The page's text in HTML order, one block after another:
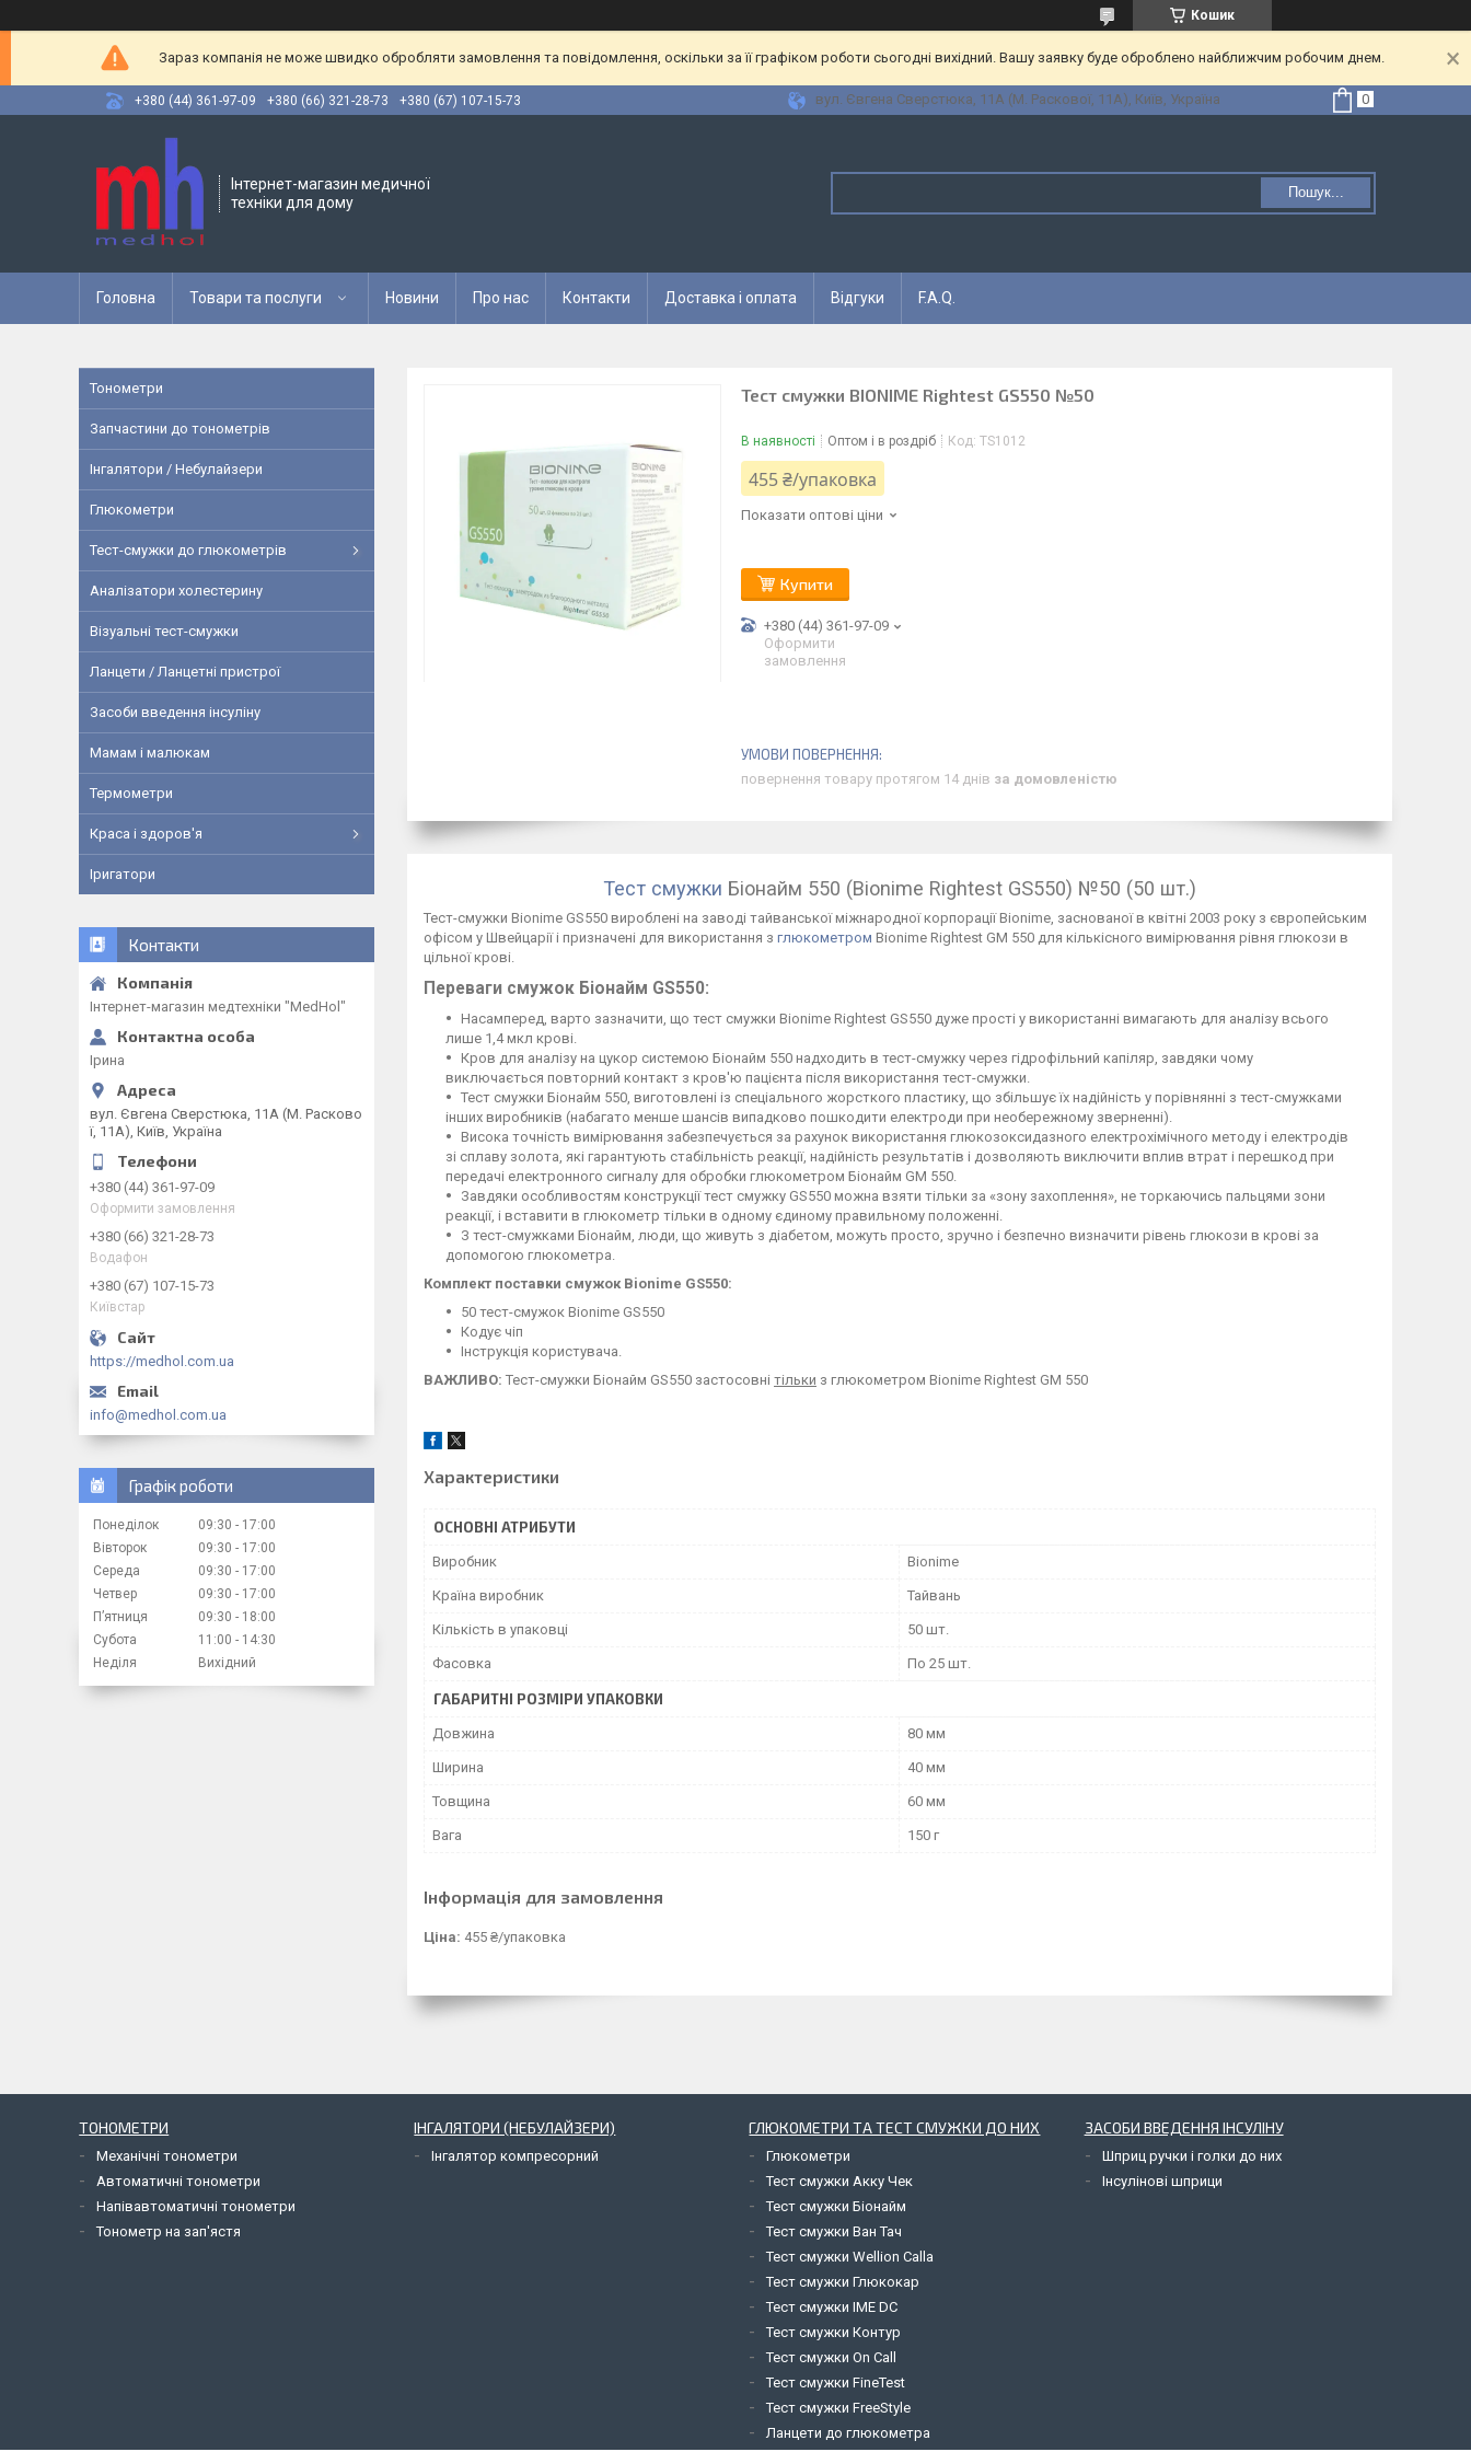
Кошик
Зараз компанія не може швидко обробляти замовлення та повідомлення, оскільки за її графіком роботи сьогодні вихідний. Вашу заявку буде оброблено найближчим робочим днем.
+380 (44) 361-97-09 +380 (66) 321-28-73 +380 (67) 107-15-73 вул. Євгена Сверстюка, 11А (М. Раскової, 11А), Київ, Україна
Інтернет-магазин медичної
техніки для дому
Пошук...
Головна Товари та послуги Новини Про нас Контакти Доставка і оплата Відгуки F.A.Q.
Тест смужки BIONIME Rightest GS550 №50
В наявності Оптом і в роздріб Код: TS1012
455 ₴/упаковка
Показати оптові ціни
Купити
+380 (44) 361-97-09
Оформити
замовлення
повернення товару протягом 14 днів за домовленістю
Тест смужки Біонайм 550 (Bionime Rightest GS550) №50 (50 шт.)
Тест-смужки Bionime GS550 вироблені на заводі тайванської міжнародної корпорації Bionime, заснованої в квітні 2003 року з європейським
офісом у Швейцарії і призначені для використання з глюкометром Bionime Rightest GM 550 для кількісного вимірювання рівня глюкози в
цільної крові.
Переваги смужок Біонайм GS550:
Насамперед, варто зазначити, що тест смужки Bionime Rightest GS550 дуже прості у використанні вимагають для аналізу всього
лише 1,4 мкл крові.
Кров для аналізу на цукор системою Біонайм 550 надходить в тест-смужку через гідрофільний капіляр, завдяки чому
виключається повторний контакт з кров'ю пацієнта після використання тест-смужки.
Тест смужки Біонайм 550, виготовлені із спеціального жорсткого пластику, що збільшує їх надійність у порівнянні з тест-смужками
інших виробників (набагато менше шансів випадково пошкодити електроди при необережному зверненні).
Висока точність вимірювання забезпечується за рахунок використання глюкозоксидазного електрохімічного методу і електродів
зі сплаву золота, які гарантують стабільність реакції, надійність результатів і дозволяють виключити вплив втрат і перешкод при
передачі електронного сигналу для обробки глюкометром Біонайм GM 550.
Завдяки особливостям конструкції тест смужку GS550 можна взяти тільки за «зону захоплення», не торкаючись пальцями зони
реакції, і вставити в глюкометр тільки в одному єдиному правильному положенні.
З тест-смужками Біонайм, люди, що живуть з діабетом, можуть просто, зручно і безпечно визначити рівень глюкози в крові за
допомогою глюкометра.
Комплект поставки смужок Bionime GS550:
50 тест-смужок Bionime GS550
Кодує чіп
Інструкція користувача.
ВАЖЛИВО: Тест-смужки Біонайм GS550 застосовні тільки з глюкометром Bionime Rightest GM 550
Характеристики
ОСНОВНІ АТРИБУТИ
Виробник Bionime
Країна виробник Тайвань
Кількість в упаковці 50 шт.
Фасовка По 25 шт.
ГАБАРИТНІ РОЗМІРИ УПАКОВКИ
Довжина 80 мм
Ширина 40 мм
Товщина 60 мм
Вага 150 г
Інформація для замовлення
Ціна: 455 ₴/упаковка
Тонометри
Запчастини до тонометрів
Інгалятори / Небулайзери
Глюкометри
Тест-смужки до глюкометрів
Аналізатори холестерину
Візуальні тест-смужки
Ланцети / Ланцетні пристрої
Засоби введення інсуліну
Мамам і малюкам
Термометри
Краса і здоров'я
Іригатори
Контакти
Інтернет-магазин медтехніки "MedHol"
Ірина
вул. Євгена Сверстюка, 11А (М. Расково
ї, 11А), Київ, Україна
+380 (44) 361-97-09
Оформити замовлення
+380 (66) 321-28-73
Водафон
+380 (67) 107-15-73
Київстар
https://medhol.com.ua
info@medhol.com.ua
Графік роботи
Понеділок 09:30
17:00
Вівторок
09:30
17:00
Середа
09:30
17:00
Четвер
09:30
17:00
Пʼятниця
09:30
18:00
Субота
11:00
14:30
Неділя
Вихідний
ТОНОМЕТРИ
Механічні тонометри
Автоматичні тонометри
Напівавтоматичні тонометри
Тонометр на зап'ястя
ІНГАЛЯТОРИ (НЕБУЛАЙЗЕРИ)
Інгалятор компресорний
ГЛЮКОМЕТРИ ТА ТЕСТ СМУЖКИ ДО НИХ
Глюкометри
Тест смужки Акку Чек
Тест смужки Біонайм
Тест смужки Ван Тач
Тест смужки Wellion Calla
Тест смужки Глюкокар
Тест смужки IME DC
Тест смужки Контур
Тест смужки On Call
Тест смужки FineTest
Тест смужки FreeStyle
Ланцети до глюкометра
ЗАСОБИ ВВЕДЕННЯ ІНСУЛІНУ
Шприц ручки і голки до них
Інсулінові шприци